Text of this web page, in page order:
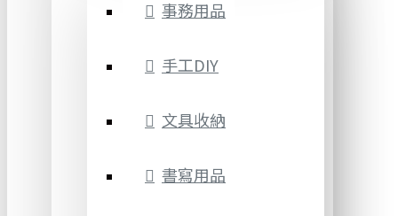
事務用品
手工DIY
文具收納
書寫用品